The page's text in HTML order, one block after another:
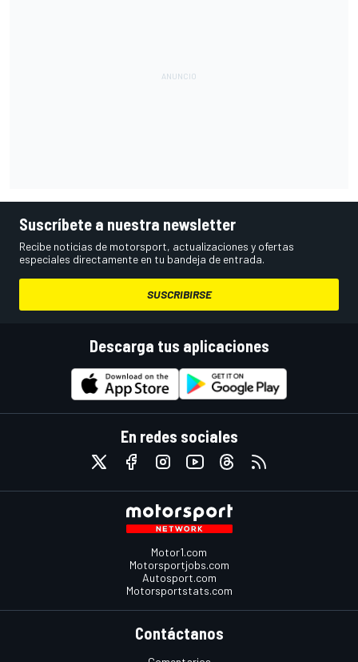
Suscríbete a nuestra newsletter
Recibe noticias de motorsport, actualizaciones y ofertas
especiales directamente en tu bandeja de entrada.
SUSCRIBIRSE
Descarga tus aplicaciones
En redes sociales
Motor1.com
Motorsportjobs.com
Autosport.com
Motorsportstats.com
Contáctanos